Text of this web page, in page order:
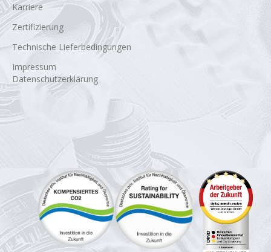
Karriere
Zertifizierung
Technische Lieferbedingungen
Impressum
Datenschutzerklärung